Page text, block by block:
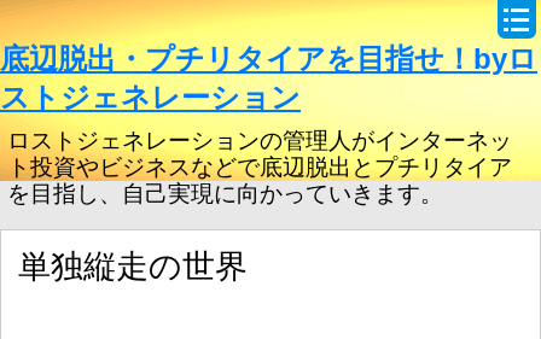
底辺脱出・プチリタイアを目指せ！byロ
ストジェネレーション
ロストジェネレーションの管理人がインターネッ
ト投資やビジネスなどで底辺脱出とプチリタイア
を目指し、自己実現に向かっていきます。
単独縦走の世界